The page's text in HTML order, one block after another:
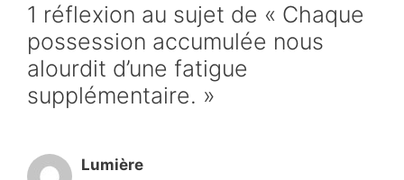
1 réflexion au sujet de « Chaque
possession accumulée nous
alourdit d’une fatigue
supplémentaire. »
Lumière